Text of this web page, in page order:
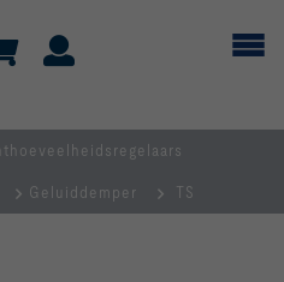
Geluiddemper TS